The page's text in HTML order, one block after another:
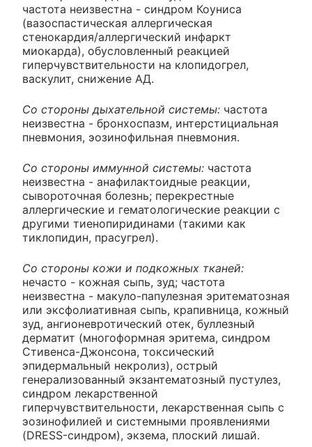
частота неизвестна - синдром Коуниса
(вазоспастическая аллергическая
стенокардия/аллергический инфаркт
миокарда), обусловленный реакцией
гиперчувствительности на клопидогрел,
васкулит, снижение АД.
Со стороны дыхательной системы: частота
неизвестна - бронхоспазм, интерстициальная
пневмония, эозинофильная пневмония.
Со стороны иммунной системы: частота
неизвестна - анафилактоидные реакции,
сывороточная болезнь; перекрестные
аллергические и гематологические реакции с
другими тиенопиридинами (такими как
тиклопидин, прасугрел).
Со стороны кожи и подкожных тканей:
нечасто - кожная сыпь, зуд; частота
неизвестна - макуло-папулезная эритематозная
или эксфолиативная сыпь, крапивница, кожный
зуд, ангионевротический отек, буллезный
дерматит (многоформная эритема, синдром
Стивенса-Джонсона, токсический
эпидермальный некролиз), острый
генерализованный экзантематозный пустулез,
синдром лекарственной
гиперчувствительности, лекарственная сыпь с
эозинофилией и системными проявлениями
(DRESS-синдром), экзема, плоский лишай.